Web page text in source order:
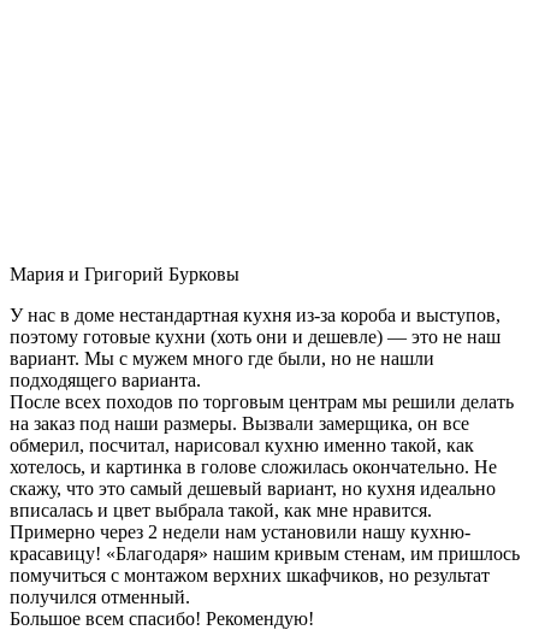
Мария и Григорий Бурковы
У нас в доме нестандартная кухня из-за короба и выступов,
поэтому готовые кухни (хоть они и дешевле) — это не наш
вариант. Мы с мужем много где были, но не нашли
подходящего варианта.
После всех походов по торговым центрам мы решили делать
на заказ под наши размеры. Вызвали замерщика, он все
обмерил, посчитал, нарисовал кухню именно такой, как
хотелось, и картинка в голове сложилась окончательно. Не
скажу, что это самый дешевый вариант, но кухня идеально
вписалась и цвет выбрала такой, как мне нравится.
Примерно через 2 недели нам установили нашу кухню-
красавицу! «Благодаря» нашим кривым стенам, им пришлось
помучиться с монтажом верхних шкафчиков, но результат
получился отменный.
Большое всем спасибо! Рекомендую!